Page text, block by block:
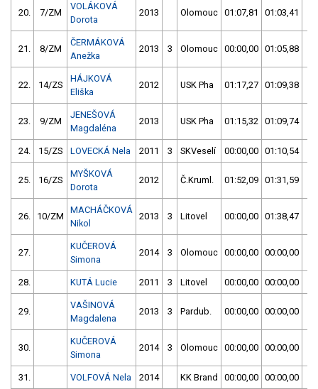
20. 7/ZM
VOLÁKOVÁ
Dorota
2013 Olomouc 01:07,81 01:03,41
21. 8/ZM
ČERMÁKOVÁ
Anežka
2013 3 Olomouc 00:00,00 01:05,88
22. 14/ZS
HÁJKOVÁ
Eliška
2012 USK Pha 01:17,27 01:09,38
23. 9/ZM
JENEŠOVÁ
Magdaléna
2013 USK Pha 01:15,32 01:09,74
24. 15/ZS LOVECKÁ Nela 2011 3 SKVeselí 00:00,00 01:10,54
25. 16/ZS
MYŠKOVÁ
Dorota
2012 Č.Kruml. 01:52,09 01:31,59
26. 10/ZM
MACHÁČKOVÁ
Nikol
2013 3 Litovel 00:00,00 01:38,47
27.
KUČEROVÁ
Simona
2014 3 Olomouc 00:00,00 00:00,00
28. KUTÁ Lucie 2011 3 Litovel 00:00,00 00:00,00
29.
VAŠINOVÁ
Magdalena
2013 3 Pardub. 00:00,00 00:00,00
30.
KUČEROVÁ
Simona
2014 3 Olomouc 00:00,00 00:00,00
31. VOLFOVÁ Nela 2014 KK Brand 00:00,00 00:00,00